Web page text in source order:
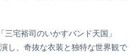
三宅裕司のいかすバンド天国」
演し、奇抜な衣装と独特な世界観で